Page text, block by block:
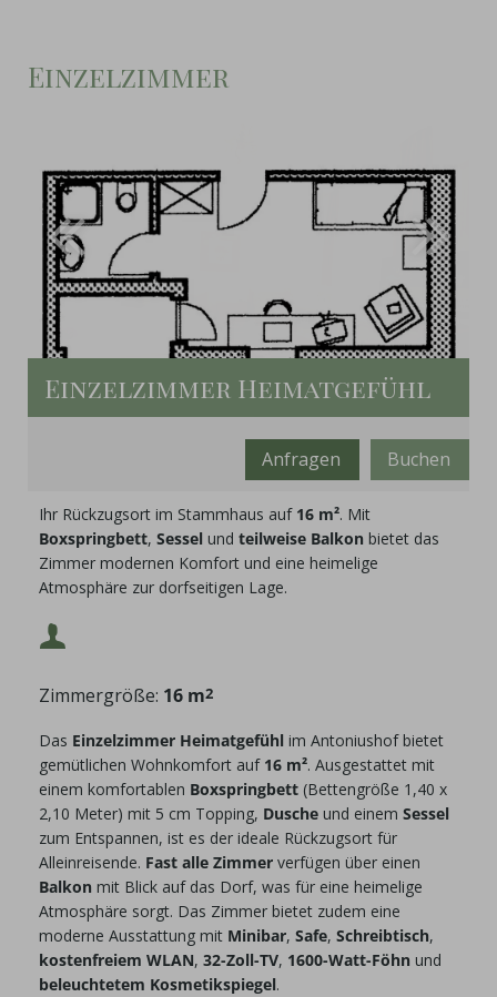
Einzelzimmer
Mindestbelegung:
Einzelzimmer Heimatgefühl
Buchen
Anfragen
Ihr Rückzugsort im Stammhaus auf 16 m². Mit
Boxspringbett, Sessel und teilweise Balkon bietet das
Zimmer modernen Komfort und eine heimelige
Atmosphäre zur dorfseitigen Lage.
Mindestbelegung:
Maximalbelegung:
Zimmergröße: 16 m2
Das Einzelzimmer Heimatgefühl im Antoniushof bietet
gemütlichen Wohnkomfort auf 16 m². Ausgestattet mit
einem komfortablen Boxspringbett (Bettengröße 1,40 x
2,10 Meter) mit 5 cm Topping, Dusche und einem Sessel
zum Entspannen, ist es der ideale Rückzugsort für
Alleinreisende. Fast alle Zimmer verfügen über einen
Balkon mit Blick auf das Dorf, was für eine heimelige
Atmosphäre sorgt. Das Zimmer bietet zudem eine
moderne Ausstattung mit Minibar, Safe, Schreibtisch,
kostenfreiem WLAN, 32-Zoll-TV, 1600-Watt-Föhn und
beleuchtetem Kosmetikspiegel.